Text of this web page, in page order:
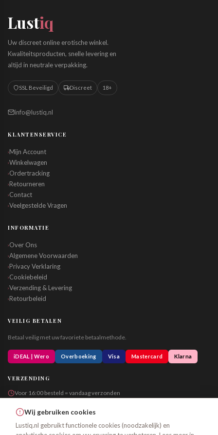
Lustiq
Uw discreet online erotische winkel.
Kwaliteitsproducten, snelle levering en
altijd in neutrale verpakking.
SSL Beveiligd Discreet 18+
info@lustiq.nl
KLANTENSERVICE
›Mijn Account
›Winkelwagen
›Ordertracking
›Retourneren
›Contact
›Veelgestelde Vragen
INFORMATIE
›Over Ons
›Algemene Voorwaarden
›Privacy Verklaring
›Cookiebeleid
›Verzending & Levering
›Retourbeleid
VEILIG BETALEN
Betaal veilig met uw favoriete betaalmethode.
iDEAL | Wero Overboeking Visa Mastercard Klarna
VERZENDING
Voor 16:00 besteld = vandaag verzonden
Wij gebruiken cookies
Lustiq.nl gebruikt functionele cookies (noodzakelijk) en